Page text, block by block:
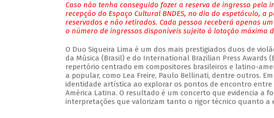
Caso não tenha conseguido fazer a reserva de ingresso
recepção do Espaço Cultural BNDES, no dia do espetáculo,
reservados e não retirados. Cada pessoa receberá apenas
o número de ingressos disponíveis sujeito à lotação máxima
O Duo Siqueira Lima é um dos mais prestigiados duos de
da Música (Brasil) e do International Brazilian Press Awards
repertório centrado em compositores brasileiros e latino-
a popular, como Lea Freire, Paulo Bellinati, dentre outros.
identidade artística ao explorar os pontos de encontro
América Latina. O resultado é um concerto que evidencia a
interpretações que valorizam tanto o rigor técnico quanto a